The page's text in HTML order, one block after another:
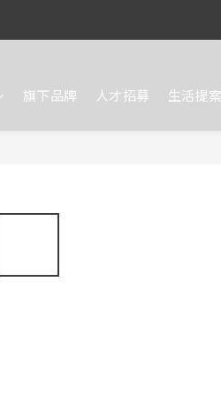
旗下品牌 人才招募 生活提